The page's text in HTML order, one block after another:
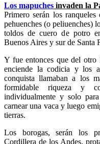
Los mapuches invaden la
Primero serán los ranqueles
pehuenches (o peliuenches)
toldos de cuero de potro
Buenos Aires y sur de Santa
Y fue entonces que del
enciende la codicia y los
conquista llamaban a los
formidable riqueza y
individualmente y solo
carnear una vaca y luego
tierras.
Los borogas, serán los
Cordillera de los Andes,